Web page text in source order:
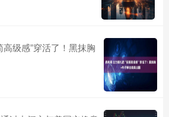
级感”穿活了！黑抹胸